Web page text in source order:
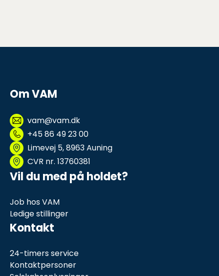
Om VAM
vam@vam.dk
+45 86 49 23 00
Limevej 5, 8963 Auning
CVR nr. 13760381
Vil du med på holdet?
Job hos VAM
Ledige stillinger
Kontakt
24-timers service
Kontaktpersoner